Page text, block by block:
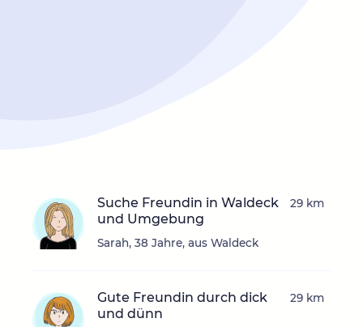
Suche Freundin in Waldeck
und Umgebung
Sarah, 38 Jahre, aus Waldeck
29 km
Gute Freundin durch dick
und dünn
29 km